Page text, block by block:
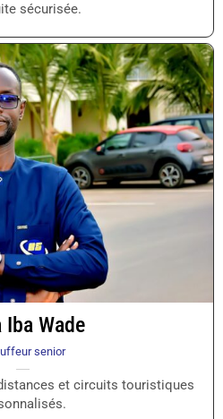
sécurisée.
Iba Wade
senior
et circuits touristiques